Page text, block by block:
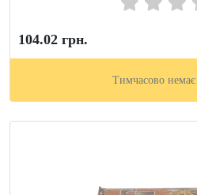
104.02 грн.
Тимчасово немає